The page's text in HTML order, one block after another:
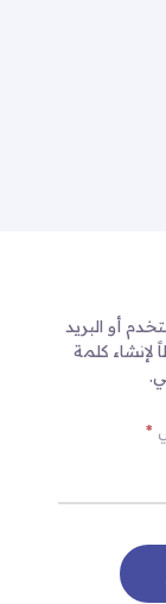
أو البريد
لإنشاء كلمة
*